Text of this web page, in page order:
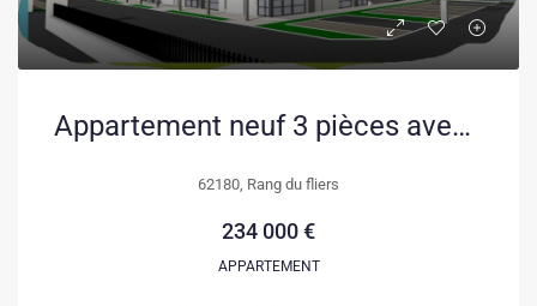
Appartement neuf 3 pièces avec balcon et parking à Rang du Fliers
62180, Rang du fliers
234 000 €
APPARTEMENT